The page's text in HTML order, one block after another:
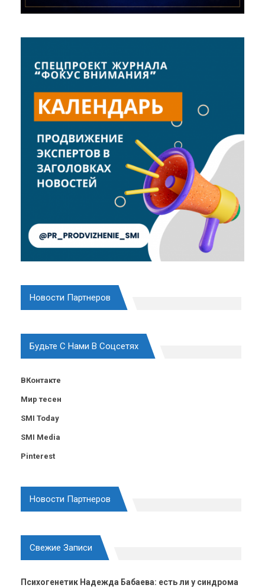
Новости Партнеров
Будьте С Нами В Соцсетях
ВКонтакте
Мир тесен
SMI Today
SMI Media
Pinterest
Новости Партнеров
Свежие Записи
Психогенетик Надежда Бабаева: есть ли у синдрома